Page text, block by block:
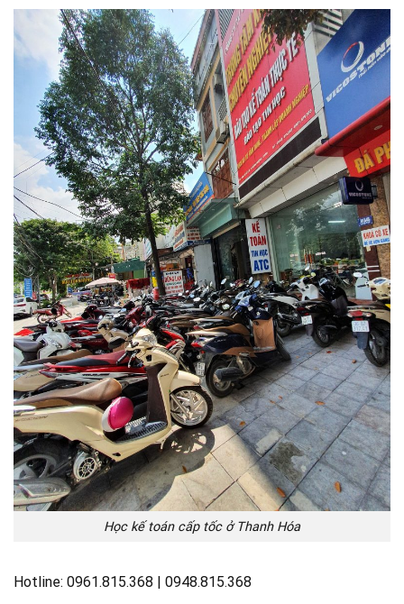
Học kế toán cấp tốc ở Thanh Hóa
Hotline: 0961.815.368 | 0948.815.368